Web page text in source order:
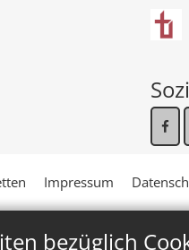
bezüglich
Impressum